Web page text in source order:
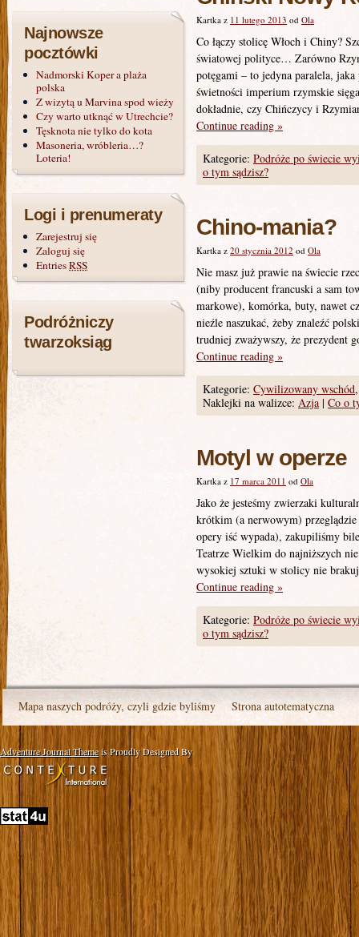
Kartka z 11 lutego 2013 od Ola
Co łączy stolicę Włoch i Chiny?
światowej polityce… Zarówno
potęgami – to jedyna paralela,
świetności imperium rzymskie
dokładnie, czy Chińczycy i
Continue reading »
Kategorie: Podróże po świecie
o tym sądzisz?
Chino-mania?
Kartka z 20 stycznia 2012 od Ola
Nie masz już prawie na świecie
(niby producent francuski a sam
markowe), komórka, buty, nawet
nieźle naszukać, żeby znaleźć
trudniej zważywszy, że prezydent
Continue reading »
Kategorie: Cywilizowany wschód
Naklejki na walizce: Azja | Co o
Motyl w operze
Kartka z 17 marca 2011 od Ola
Jako że jesteśmy zwierzaki
krótkim (a nerwowym)
opery iść wypada), zakupiliśmy
Teatrze Wielkim do najniższych
wysokiej sztuki w stolicy nie
Continue reading »
Kategorie: Podróże po świecie
o tym sądzisz?
Najnowsze
pocztówki
Nadmorski Koper a plaża
polska
Z wizytą u Marvina spod wieży
Czy warto utknąć w Utrechcie?
Tęsknota nie tylko do kota
Masoneria, wróbleria…?
Loteria!
Logi i prenumeraty
Zarejestruj się
Zaloguj się
EntriesRSS
Podróżniczy
twarzoksiąg
Mapa naszych podróży, czyli gdzie byliśmy Strona autotematyczna
Adventure Journal Themeis Proudly Designed By